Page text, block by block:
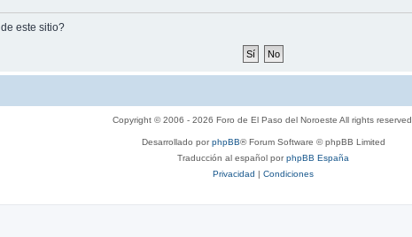
este sitio?
Copyright © 2006 - 2026 Foro de El Paso del Noroeste All rights reserved.
Desarrollado porphpBB® Forum Software © phpBB Limited
Traducción al español porphpBB España
Privacidad | Condiciones